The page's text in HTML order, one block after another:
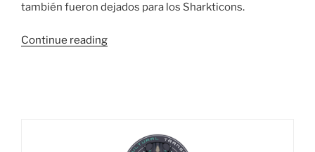
también fueron dejados para los Sharkticons.
Continue reading“Las